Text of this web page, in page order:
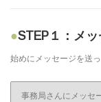
STEP１：メ
始めにメッセージを送
事務局さんにメッセ